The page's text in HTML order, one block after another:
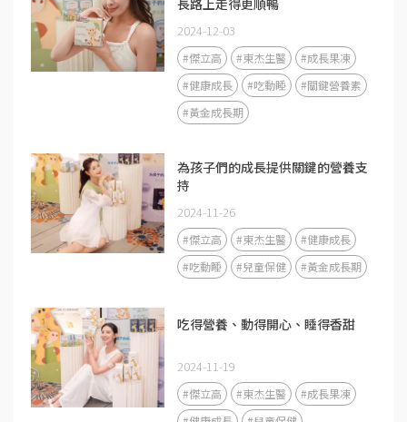
2024-12-03
#傑立高 #東杰生醫
#成長果凍
#健康成長
#吃動睡
#關鍵營養素
#黃金成長期
為孩子們的成長提供關鍵的營養支
持
2024-11-26
#傑立高 #東杰生醫
#健康成長
#吃動睡
#兒童保健 #黃金成長期
吃得營養、動得開心、睡得香甜
2024-11-19
#傑立高 #東杰生醫
#成長果凍